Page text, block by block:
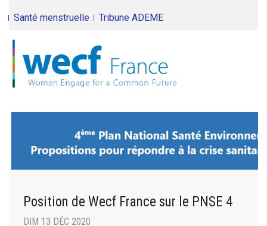
Santé menstruelle Tribune ADEME
Position de Wecf France sur le PNSE 4
DIM 13 DÉC 2020